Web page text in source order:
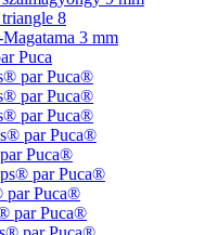
8
3 mm
Puca
par Puca®
par Puca®
par Puca®
par Puca®
Puca®
par Puca®
par Puca®
par Puca®